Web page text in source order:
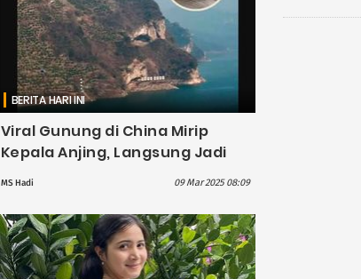
BERITA HARI INI
Viral Gunung di China Mirip
Kepala Anjing, Langsung Jadi
Destinasi Wisata Baru
MS Hadi 09 Mar 2025 08:09